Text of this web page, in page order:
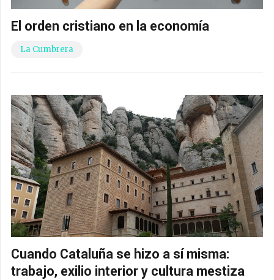
El orden cristiano en la economía
La Cumbrera
Cuando Cataluña se hizo a sí misma:
trabajo, exilio interior y cultura mestiza